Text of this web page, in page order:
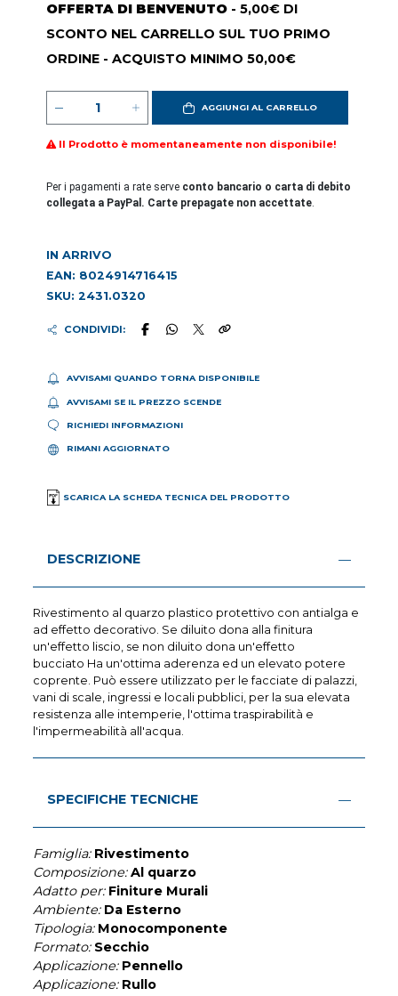
OFFERTA DI BENVENUTO - 5,00€ DI
SCONTO NEL CARRELLO SUL TUO PRIMO
ORDINE - ACQUISTO MINIMO 50,00€
AGGIUNGI AL CARRELLO
Il Prodotto è momentaneamente non disponibile!
Per i pagamenti a rate serve conto bancario o carta di debito
collegata a PayPal. Carte prepagate non accettate.
IN ARRIVO
EAN: 8024914716415
SKU: 2431.0320
CONDIVIDI:
AVVISAMI QUANDO TORNA DISPONIBILE
AVVISAMI SE IL PREZZO SCENDE
RICHIEDI INFORMAZIONI
RIMANI AGGIORNATO
SCARICA LA SCHEDA TECNICA DEL PRODOTTO
DESCRIZIONE
Rivestimento al quarzo plastico protettivo con antialga e
ad effetto decorativo. Se diluito dona alla finitura
un'effetto liscio, se non diluito dona un'effetto
bucciato Ha un'ottima aderenza ed un elevato potere
coprente. Può essere utilizzato per le facciate di palazzi,
vani di scale, ingressi e locali pubblici, per la sua elevata
resistenza alle intemperie, l'ottima traspirabilità e
l'impermeabilità all'acqua.
SPECIFICHE TECNICHE
Famiglia: Rivestimento
Composizione: Al quarzo
Adatto per: Finiture Murali
Ambiente: Da Esterno
Tipologia: Monocomponente
Formato: Secchio
Applicazione: Pennello
Applicazione: Rullo